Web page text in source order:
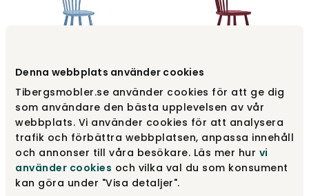
Denna webbplats använder cookies
Tibergsmobler.se använder cookies för att ge dig
som användare den bästa upplevelsen av vår
webbplats. Vi använder cookies för att analysera
trafik och förbättra webbplatsen, anpassa innehåll
och annonser till våra besökare. Läs mer hur vi
använder cookies och vilka val du som konsument
kan göra under "Visa detaljer".
Lilla Åland Barnstol | H33
Gryningsblå 57
Stolab
3 290 kr
Lilla Åland Barnstol | H33
Lingon 19 Säsongskulör
Stolab
3 290 kr